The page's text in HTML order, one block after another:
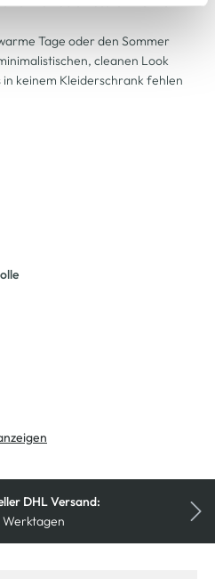
Datenschutzerklärung.
Tage oder den Sommer
cleanen Look
in keinem Kleiderschrank fehlen
DHL Versand:
Werktagen